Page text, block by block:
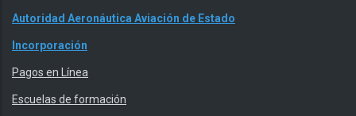
Autoridad Aeronáutica Aviación de Estado
Incorporación
Pagos en Línea
Escuelas de formación